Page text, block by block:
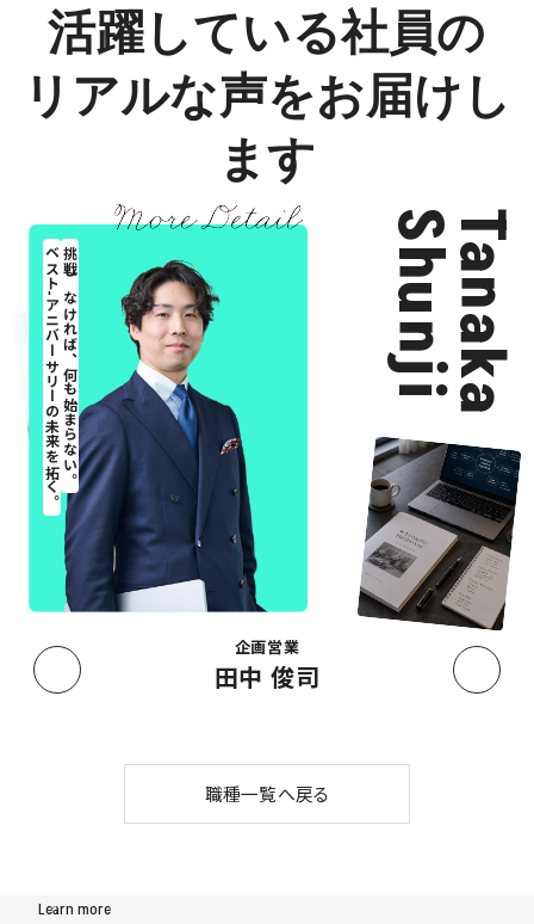
活躍している社員の
リアルな声をお届けし
ます
Tanaka
Shunji
挑戦しなければ、何も始まらない。
ベスト-アニバーサリーの未来を拓く。
企画営業
田中 俊司
職種一覧へ戻る
Learn more